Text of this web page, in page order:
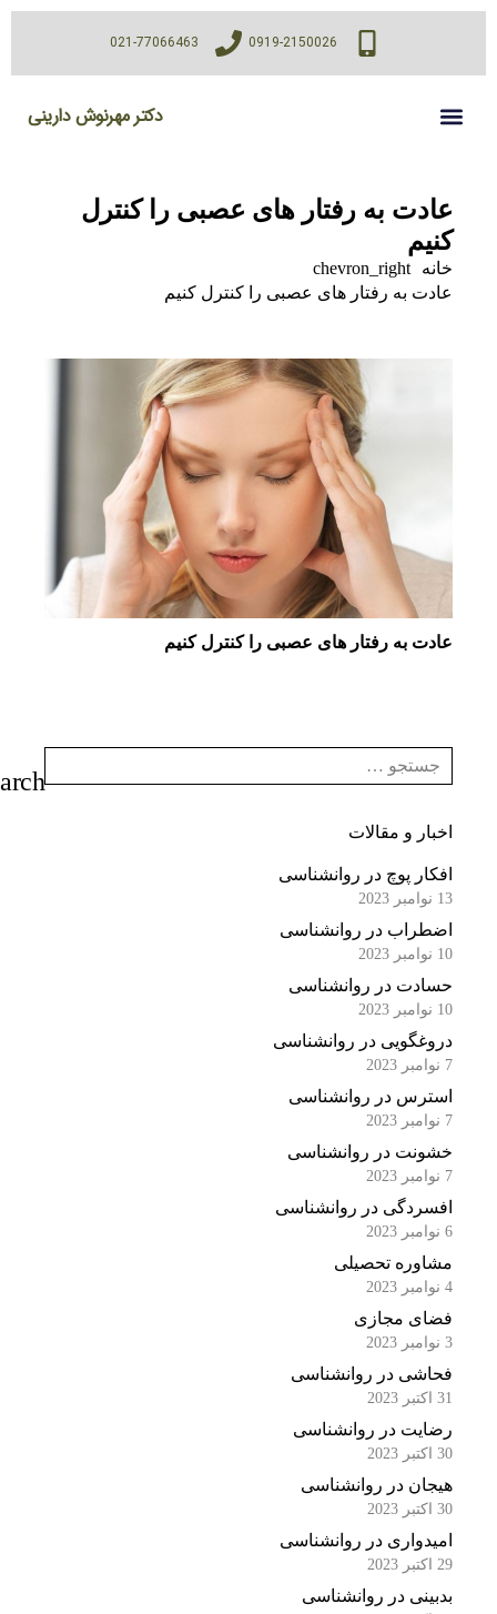
0919-2150026
021-77066463
دکتر مهرنوش دارینی
عادت به رفتار های عصبی را کنترل
کنیم
chevron_right
عادت به رفتار های عصبی را کنترل کنیم
عادت به رفتار های عصبی را کنترل کنیم
اخبار و مقالات
افکار پوچ در روانشناسی
اضطراب در روانشناسی
حسادت در روانشناسی
دروغگویی در روانشناسی
استرس در روانشناسی
خشونت در روانشناسی
افسردگی در روانشناسی
مشاوره تحصیلی
فضای مجازی
فحاشی در روانشناسی
رضایت در روانشناسی
هیجان در روانشناسی
امیدواری در روانشناسی
بدبینی در روانشناسی